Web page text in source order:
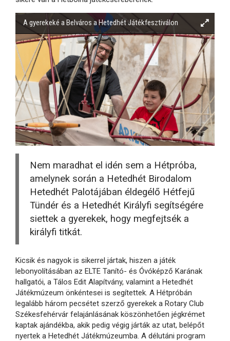
A gyerekeké a Belváros a Hetedhét Játékfesztiválon
Nem maradhat el idén sem a Hétpróba,
amelynek során a Hetedhét Birodalom
Hetedhét Palotájában éldegélő Hétfejű
Tündér és a Hetedhét Királyfi segítségére
siettek a gyerekek, hogy megfejtsék a
királyfi titkát.
Kicsik és nagyok is sikerrel jártak, hiszen a játék
lebonyolításában az ELTE Tanító- és Óvóképző Karának
hallgatói, a Tálos Edit Alapítvány, valamint a Hetedhét
Játékmúzeum önkéntesei is segítettek. A Hétpróbán
legalább három pecsétet szerző gyerekek a Rotary Club
Székesfehérvár felajánlásának köszönhetően jégkrémet
kaptak ajándékba, akik pedig végig járták az utat, belépőt
nyertek a Hetedhét Játékmúzeumba. A délutáni program